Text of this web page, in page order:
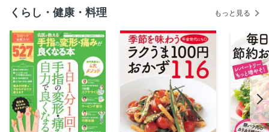
醤油麹
玉ねぎ麹
中華麹
置き換えるだけ！ 簡単！ 麹レシピ
塩麹／回復チキン
豚肉の南蛮漬け／豆腐モッツァレラ
巻かないロールキャベツ
くらし・健康・料理 もっと見る